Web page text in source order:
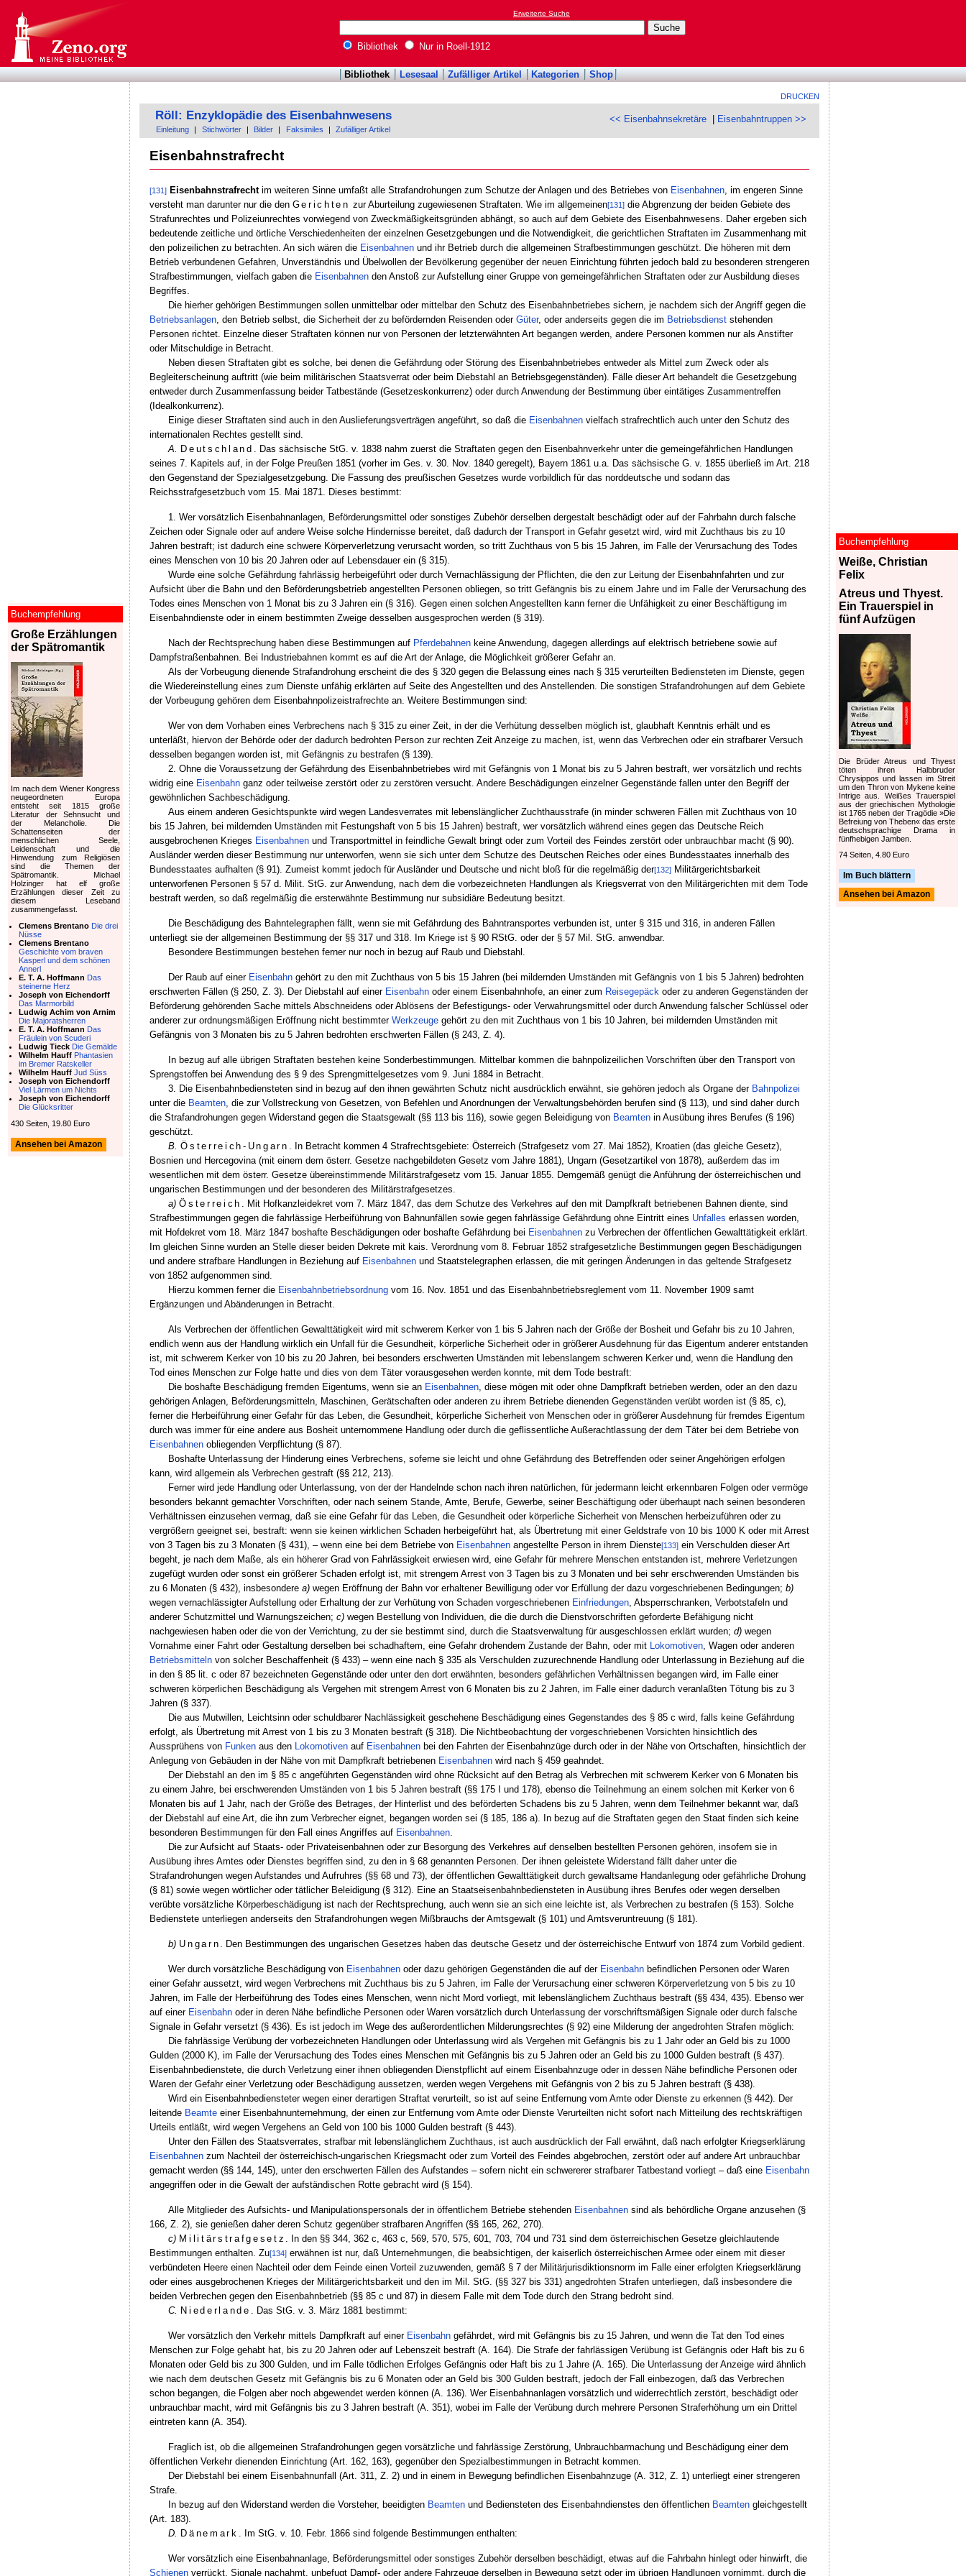
Erweiterte Suche
Bibliothek Nur in Roell-1912
Bibliothek Lesesaal Zufälliger Artikel Kategorien Shop
DRUCKEN
<< Eisenbahnsekretäre Eisenbahntruppen >>
Röll: Enzyklopädie des Eisenbahnwesens
Einleitung Stichwörter Bilder Faksimiles Zufälliger Artikel
Eisenbahnstrafrecht
[131] Eisenbahnstrafrechtim weiteren Sinne umfaßt alle Strafandrohungen zum Schutze der Anlagen und des Betriebes von Eisenbahnen, im engeren Sinne
versteht man darunter nur die den Gerichten zur Aburteilung zugewiesenen Straftaten. Wie im allgemeinen[131]die Abgrenzung der beiden Gebiete des
Strafunrechtes und Polizeiunrechtes vorwiegend von Zweckmäßigkeitsgründen abhängt, so auch auf dem Gebiete des Eisenbahnwesens. Daher ergeben sich
bedeutende zeitliche und örtliche Verschiedenheiten der einzelnen Gesetzgebungen und die Notwendigkeit, die gerichtlichen Straftaten im Zusammenhang mit
den polizeilichen zu betrachten. An sich wären die Eisenbahnenund ihr Betrieb durch die allgemeinen Strafbestimmungen geschützt. Die höheren mit dem
Betrieb verbundenen Gefahren, Unverständnis und Übelwollen der Bevölkerung gegenüber der neuen Einrichtung führten jedoch bald zu besonderen strengeren
Strafbestimmungen, vielfach gaben die Eisenbahnenden Anstoß zur Aufstellung einer Gruppe von gemeingefährlichen Straftaten oder zur Ausbildung dieses
Begriffes.
Die hierher gehörigen Bestimmungen sollen unmittelbar oder mittelbar den Schutz des Eisenbahnbetriebes sichern, je nachdem sich der Angriff gegen die
Betriebsanlagen, den Betrieb selbst, die Sicherheit der zu befördernden Reisenden oder Güter, oder anderseits gegen die im Betriebsdienststehenden
Personen richtet. Einzelne dieser Straftaten können nur von Personen der letzterwähnten Art begangen werden, andere Personen kommen nur als Anstifter
oder Mitschuldige in Betracht.
Neben diesen Straftaten gibt es solche, bei denen die Gefährdung oder Störung des Eisenbahnbetriebes entweder als Mittel zum Zweck oder als
Begleiterscheinung auftritt (wie beim militärischen Staatsverrat oder beim Diebstahl an Betriebsgegenständen). Fälle dieser Art behandelt die Gesetzgebung
entweder durch Zusammenfassung beider Tatbestände (Gesetzeskonkurrenz) oder durch Anwendung der Bestimmung über eintätiges Zusammentreffen
(Idealkonkurrenz).
Einige dieser Straftaten sind auch in den Auslieferungsverträgen angeführt, so daß die Eisenbahnen vielfach strafrechtlich auch unter den Schutz des
internationalen Rechtes gestellt sind.
A.
Deutschland
. Das sächsische StG. v. 1838 nahm zuerst die Straftaten gegen den Eisenbahnverkehr unter die gemeingefährlichen Handlungen
seines 7. Kapitels auf, in der Folge Preußen 1851 (vorher im Ges. v. 30. Nov. 1840 geregelt), Bayern 1861 u.a. Das sächsische G. v. 1855 überließ im Art. 218
den Gegenstand der Spezialgesetzgebung. Die Fassung des preußischen Gesetzes wurde vorbildlich für das norddeutsche und sodann das
Reichsstrafgesetzbuch vom 15. Mai 1871. Dieses bestimmt:
1. Wer vorsätzlich Eisenbahnanlagen, Beförderungsmittel oder sonstiges Zubehör derselben dergestalt beschädigt oder auf der Fahrbahn durch falsche
Zeichen oder Signale oder auf andere Weise solche Hindernisse bereitet, daß dadurch der Transport in Gefahr gesetzt wird, wird mit Zuchthaus bis zu 10
Jahren bestraft; ist dadurch eine schwere Körperverletzung verursacht worden, so tritt Zuchthaus von 5 bis 15 Jahren, im Falle der Verursachung des Todes
eines Menschen von 10 bis 20 Jahren oder auf Lebensdauer ein (§ 315).
Wurde eine solche Gefährdung fahrlässig herbeigeführt oder durch Vernachlässigung der Pflichten, die den zur Leitung der Eisenbahnfahrten und zur
Aufsicht über die Bahn und den Beförderungsbetrieb angestellten Personen obliegen, so tritt Gefängnis bis zu einem Jahre und im Falle der Verursachung des
Todes eines Menschen von 1 Monat bis zu 3 Jahren ein (§ 316). Gegen einen solchen Angestellten kann ferner die Unfähigkeit zu einer Beschäftigung im
Eisenbahndienste oder in einem bestimmten Zweige desselben ausgesprochen werden (§ 319).
Nach der Rechtsprechung haben diese Bestimmungen auf Pferdebahnen keine Anwendung, dagegen allerdings auf elektrisch betriebene sowie auf
Dampfstraßenbahnen. Bei Industriebahnen kommt es auf die Art der Anlage, die Möglichkeit größerer Gefahr an.
Als der Vorbeugung dienende Strafandrohung erscheint die des § 320 gegen die Belassung eines nach § 315 verurteilten Bediensteten im Dienste, gegen
die Wiedereinstellung eines zum Dienste unfähig erklärten auf Seite des Angestellten und des Anstellenden. Die sonstigen Strafandrohungen auf dem Gebiete
der Vorbeugung gehören dem Eisenbahnpolizeistrafrechte an. Weitere Bestimmungen sind:
Wer von dem Vorhaben eines Verbrechens nach § 315 zu einer Zeit, in der die Verhütung desselben möglich ist, glaubhaft Kenntnis erhält und es
unterläßt, hiervon der Behörde oder der dadurch bedrohten Person zur rechten Zeit Anzeige zu machen, ist, wenn das Verbrechen oder ein strafbarer Versuch
desselben begangen worden ist, mit Gefängnis zu bestrafen (§ 139).
2. Ohne die Voraussetzung der Gefährdung des Eisenbahnbetriebes wird mit Gefängnis von 1 Monat bis zu 5 Jahren bestraft, wer vorsätzlich und rechts
widrig eine Eisenbahnganz oder teilweise zerstört oder zu zerstören versucht. Andere Beschädigungen einzelner Gegenstände fallen unter den Begriff der
gewöhnlichen Sachbeschädigung.
Aus einem anderen Gesichtspunkte wird wegen Landesverrates mit lebenslänglicher Zuchthausstrafe (in minder schweren Fällen mit Zuchthaus von 10
bis 15 Jahren, bei mildernden Umständen mit Festungshaft von 5 bis 15 Jahren) bestraft, wer vorsätzlich während eines gegen das Deutsche Reich
ausgebrochenen Krieges Eisenbahnenund Transportmittel in feindliche Gewalt bringt oder zum Vorteil des Feindes zerstört oder unbrauchbar macht (§ 90).
Ausländer werden dieser Bestimmung nur unterworfen, wenn sie sich unter dem Schutze des Deutschen Reiches oder eines Bundesstaates innerhalb des
Bundesstaates aufhalten (§ 91). Zumeist kommt jedoch für Ausländer und Deutsche und nicht bloß für die regelmäßig der[132]Militärgerichtsbarkeit
unterworfenen Personen § 57 d. Milit. StG. zur Anwendung, nach dem die vorbezeichneten Handlungen als Kriegsverrat von den Militärgerichten mit dem Tode
bestraft werden, so daß regelmäßig die ersterwähnte Bestimmung nur subsidiäre Bedeutung besitzt.
Die Beschädigung des Bahntelegraphen fällt, wenn sie mit Gefährdung des Bahntransportes verbunden ist, unter § 315 und 316, in anderen Fällen
unterliegt sie der allgemeinen Bestimmung der §§ 317 und 318. Im Kriege ist § 90 RStG. oder der § 57 Mil. StG. anwendbar.
Besondere Bestimmungen bestehen ferner nur noch in bezug auf Raub und Diebstahl.
Der Raub auf einer Eisenbahn gehört zu den mit Zuchthaus von 5 bis 15 Jahren (bei mildernden Umständen mit Gefängnis von 1 bis 5 Jahren) bedrohten
erschwerten Fällen (§ 250, Z. 3). Der Diebstahl auf einer Eisenbahnoder einem Eisenbahnhofe, an einer zum Reisegepäck oder zu anderen Gegenständen der
Beförderung gehörenden Sache mittels Abschneidens oder Ablösens der Befestigungs- oder Verwahrungsmittel oder durch Anwendung falscher Schlüssel oder
anderer zur ordnungsmäßigen Eröffnung nicht bestimmter Werkzeugegehört zu den mit Zuchthaus von 1 bis 10 Jahren, bei mildernden Umständen mit
Gefängnis von 3 Monaten bis zu 5 Jahren bedrohten erschwerten Fällen (§ 243, Z. 4).
In bezug auf alle übrigen Straftaten bestehen keine Sonderbestimmungen. Mittelbar kommen die bahnpolizeilichen Vorschriften über den Transport von
Sprengstoffen bei Anwendung des § 9 des Sprengmittelgesetzes vom 9. Juni 1884 in Betracht.
3. Die Eisenbahnbediensteten sind in bezug auf den ihnen gewährten Schutz nicht ausdrücklich erwähnt, sie gehören jedoch als Organe der Bahnpolizei
unter die Beamten, die zur Vollstreckung von Gesetzen, von Befehlen und Anordnungen der Verwaltungsbehörden berufen sind (§ 113), und sind daher durch
die Strafandrohungen gegen Widerstand gegen die Staatsgewalt (§§ 113 bis 116), sowie gegen Beleidigung von Beamtenin Ausübung ihres Berufes (§ 196)
geschützt.
B. Österreich-Ungarn
. In Betracht kommen 4 Strafrechtsgebiete: Österreich (Strafgesetz vom 27. Mai 1852), Kroatien (das gleiche Gesetz),
Bosnien und Hercegovina (mit einem dem österr. Gesetze nachgebildeten Gesetz vom Jahre 1881), Ungarn (Gesetzartikel von 1878), außerdem das im
wesentlichen mit dem österr. Gesetze übereinstimmende Militärstrafgesetz vom 15. Januar 1855. Demgemäß genügt die Anführung der österreichischen und
ungarischen Bestimmungen und der besonderen des Militärstrafgesetzes.
a) Österreich
. Mit Hofkanzleidekret vom 7. März 1847, das dem Schutze des Verkehres auf den mit Dampfkraft betriebenen Bahnen diente, sind
Strafbestimmungen gegen die fahrlässige Herbeiführung von Bahnunfällen sowie gegen fahrlässige Gefährdung ohne Eintritt eines Unfalles erlassen worden,
mit Hofdekret vom 18. März 1847 boshafte Beschädigungen oder boshafte Gefährdung bei Eisenbahnenzu Verbrechen der öffentlichen Gewalttätigkeit erklärt.
Im gleichen Sinne wurden an Stelle dieser beiden Dekrete mit kais. Verordnung vom 8. Februar 1852 strafgesetzliche Bestimmungen gegen Beschädigungen
und andere strafbare Handlungen in Beziehung auf Eisenbahnenund Staatstelegraphen erlassen, die mit geringen Änderungen in das geltende Strafgesetz
von 1852 aufgenommen sind.
Hierzu kommen ferner die Eisenbahnbetriebsordnung vom 16. Nov. 1851 und das Eisenbahnbetriebsreglement vom 11. November 1909 samt
Ergänzungen und Abänderungen in Betracht.
Als Verbrechen der öffentlichen Gewalttätigkeit wird mit schwerem Kerker von 1 bis 5 Jahren nach der Größe der Bosheit und Gefahr bis zu 10 Jahren,
endlich wenn aus der Handlung wirklich ein Unfall für die Gesundheit, körperliche Sicherheit oder in größerer Ausdehnung für das Eigentum anderer entstanden
ist, mit schwerem Kerker von 10 bis zu 20 Jahren, bei besonders erschwerten Umständen mit lebenslangem schweren Kerker und, wenn die Handlung den
Tod eines Menschen zur Folge hatte und dies von dem Täter vorausgesehen werden konnte, mit dem Tode bestraft:
Die boshafte Beschädigung fremden Eigentums, wenn sie an Eisenbahnen , diese mögen mit oder ohne Dampfkraft betrieben werden, oder an den dazu
gehörigen Anlagen, Beförderungsmitteln, Maschinen, Gerätschaften oder anderen zu ihrem Betriebe dienenden Gegenständen verübt worden ist (§ 85, c),
ferner die Herbeiführung einer Gefahr für das Leben, die Gesundheit, körperliche Sicherheit von Menschen oder in größerer Ausdehnung für fremdes Eigentum
durch was immer für eine andere aus Bosheit unternommene Handlung oder durch die geflissentliche Außerachtlassung der dem Täter bei dem Betriebe von
Eisenbahnenobliegenden Verpflichtung (§ 87).
Boshafte Unterlassung der Hinderung eines Verbrechens, soferne sie leicht und ohne Gefährdung des Betreffenden oder seiner Angehörigen erfolgen
kann, wird allgemein als Verbrechen gestraft (§§ 212, 213).
Ferner wird jede Handlung oder Unterlassung, von der der Handelnde schon nach ihren natürlichen, für jedermann leicht erkennbaren Folgen oder vermöge
besonders bekannt gemachter Vorschriften, oder nach seinem Stande, Amte, Berufe, Gewerbe, seiner Beschäftigung oder überhaupt nach seinen besonderen
Verhältnissen einzusehen vermag, daß sie eine Gefahr für das Leben, die Gesundheit oder körperliche Sicherheit von Menschen herbeizuführen oder zu
vergrößern geeignet sei, bestraft: wenn sie keinen wirklichen Schaden herbeigeführt hat, als Übertretung mit einer Geldstrafe von 10 bis 1000 K oder mit Arrest
von 3 Tagen bis zu 3 Monaten (§ 431), – wenn eine bei dem Betriebe von Eisenbahnenangestellte Person in ihrem Dienste[133]ein Verschulden dieser Art
begeht, je nach dem Maße, als ein höherer Grad von Fahrlässigkeit erwiesen wird, eine Gefahr für mehrere Menschen entstanden ist, mehrere Verletzungen
zugefügt wurden oder sonst ein größerer Schaden erfolgt ist, mit strengem Arrest von 3 Tagen bis zu 3 Monaten und bei sehr erschwerenden Umständen bis
zu 6 Monaten (§ 432), insbesondere a)wegen Eröffnung der Bahn vor erhaltener Bewilligung oder vor Erfüllung der dazu vorgeschriebenen Bedingungen; b)
wegen vernachlässigter Aufstellung oder Erhaltung der zur Verhütung von Schaden vorgeschriebenen Einfriedungen, Absperrschranken, Verbotstafeln und
anderer Schutzmittel und Warnungszeichen; c)wegen Bestellung von Individuen, die die durch die Dienstvorschriften geforderte Befähigung nicht
nachgewiesen haben oder die von der Verrichtung, zu der sie bestimmt sind, durch die Staatsverwaltung für ausgeschlossen erklärt wurden; d)wegen
Vornahme einer Fahrt oder Gestaltung derselben bei schadhaftem, eine Gefahr drohendem Zustande der Bahn, oder mit
Lokomotiven, Wagen oder anderen
Betriebsmittelnvon solcher Beschaffenheit (§ 433) – wenn eine nach § 335 als Verschulden zuzurechnende Handlung oder Unterlassung in Beziehung auf die
in den § 85 lit. c oder 87 bezeichneten Gegenstände oder unter den dort erwähnten, besonders gefährlichen Verhältnissen begangen wird, im Falle einer
schweren körperlichen Beschädigung als Vergehen mit strengem Arrest von 6 Monaten bis zu 2 Jahren, im Falle einer dadurch veranlaßten Tötung bis zu 3
Jahren (§ 337).
Die aus Mutwillen, Leichtsinn oder schuldbarer Nachlässigkeit geschehene Beschädigung eines Gegenstandes des § 85 c wird, falls keine Gefährdung
erfolgt, als Übertretung mit Arrest von 1 bis zu 3 Monaten bestraft (§ 318). Die Nichtbeobachtung der vorgeschriebenen Vorsichten hinsichtlich des
Aussprühens von Funkenaus den Lokomotivenauf Eisenbahnenbei den Fahrten der Eisenbahnzüge durch oder in der Nähe von Ortschaften, hinsichtlich der
Anlegung von Gebäuden in der Nähe von mit Dampfkraft betriebenen Eisenbahnenwird nach § 459 geahndet.
Der Diebstahl an den im § 85 c angeführten Gegenständen wird ohne Rücksicht auf den Betrag als Verbrechen mit schwerem Kerker von 6 Monaten bis
zu einem Jahre, bei erschwerenden Umständen von 1 bis 5 Jahren bestraft (§§ 175 I und 178), ebenso die Teilnehmung an einem solchen mit Kerker von 6
Monaten bis auf 1 Jahr, nach der Größe des Betrages, der Hinterlist und des beförderten Schadens bis zu 5 Jahren, wenn dem Teilnehmer bekannt war, daß
der Diebstahl auf eine Art, die ihn zum Verbrecher eignet, begangen worden sei (§ 185, 186 a). In bezug auf die Straftaten gegen den Staat finden sich keine
besonderen Bestimmungen für den Fall eines Angriffes auf Eisenbahnen.
Die zur Aufsicht auf Staats- oder Privateisenbahnen oder zur Besorgung des Verkehres auf denselben bestellten Personen gehören, insofern sie in
Ausübung ihres Amtes oder Dienstes begriffen sind, zu den in § 68 genannten Personen. Der ihnen geleistete Widerstand fällt daher unter die
Strafandrohungen wegen Aufstandes und Aufruhres (§§ 68 und 73), der öffentlichen Gewalttätigkeit durch gewaltsame Handanlegung oder gefährliche Drohung
(§ 81) sowie wegen wörtlicher oder tätlicher Beleidigung (§ 312). Eine an Staatseisenbahnbediensteten in Ausübung ihres Berufes oder wegen derselben
verübte vorsätzliche Körperbeschädigung ist nach der Rechtsprechung, auch wenn sie an sich eine leichte ist, als Verbrechen zu bestrafen (§ 153). Solche
Bedienstete unterliegen anderseits den Strafandrohungen wegen Mißbrauchs der Amtsgewalt (§ 101) und Amtsveruntreuung (§ 181).
b) Ungarn . Den Bestimmungen des ungarischen Gesetzes haben das deutsche Gesetz und der österreichische Entwurf von 1874 zum Vorbild gedient.
Wer durch vorsätzliche Beschädigung von Eisenbahnen oder dazu gehörigen Gegenständen die auf der Eisenbahn befindlichen Personen oder Waren
einer Gefahr aussetzt, wird wegen Verbrechens mit Zuchthaus bis zu 5 Jahren, im Falle der Verursachung einer schweren Körperverletzung von 5 bis zu 10
Jahren, im Falle der Herbeiführung des Todes eines Menschen, wenn nicht Mord vorliegt, mit lebenslänglichem Zuchthaus bestraft (§§ 434, 435). Ebenso wer
auf einer Eisenbahnoder in deren Nähe befindliche Personen oder Waren vorsätzlich durch Unterlassung der vorschriftsmäßigen Signale oder durch falsche
Signale in Gefahr versetzt (§ 436). Es ist jedoch im Wege des außerordentlichen Milderungsrechtes (§ 92) eine Milderung der angedrohten Strafen möglich:
Die fahrlässige Verübung der vorbezeichneten Handlungen oder Unterlassung wird als Vergehen mit Gefängnis bis zu 1 Jahr oder an Geld bis zu 1000
Gulden (2000 K), im Falle der Verursachung des Todes eines Menschen mit Gefängnis bis zu 5 Jahren oder an Geld bis zu 1000 Gulden bestraft (§ 437).
Eisenbahnbedienstete, die durch Verletzung einer ihnen obliegenden Dienstpflicht auf einem Eisenbahnzuge oder in dessen Nähe befindliche Personen oder
Waren der Gefahr einer Verletzung oder Beschädigung aussetzen, werden wegen Vergehens mit Gefängnis von 2 bis zu 5 Jahren bestraft (§ 438).
Wird ein Eisenbahnbediensteter wegen einer derartigen Straftat verurteilt, so ist auf seine Entfernung vom Amte oder Dienste zu erkennen (§ 442). Der
leitende Beamteeiner Eisenbahnunternehmung, der einen zur Entfernung vom Amte oder Dienste Verurteilten nicht sofort nach Mitteilung des rechtskräftigen
Urteils entläßt, wird wegen Vergehens an Geld von 100 bis 1000 Gulden bestraft (§ 443).
Unter den Fällen des Staatsverrates, strafbar mit lebenslänglichem Zuchthaus, ist auch ausdrücklich der Fall erwähnt, daß nach erfolgter Kriegserklärung
Eisenbahnenzum Nachteil der österreichisch-ungarischen Kriegsmacht oder zum Vorteil des Feindes abgebrochen, zerstört oder auf andere Art unbrauchbar
gemacht werden (§§ 144, 145), unter den erschwerten Fällen des Aufstandes – sofern nicht ein schwererer strafbarer Tatbestand vorliegt – daß eine Eisenbahn
angegriffen oder in die Gewalt der aufständischen Rotte gebracht wird (§ 154).
Alle Mitglieder des Aufsichts- und Manipulationspersonals der in öffentlichem Betriebe stehenden Eisenbahnen sind als behördliche Organe anzusehen (§
166, Z. 2), sie genießen daher deren Schutz gegenüber strafbaren Angriffen (§§ 165, 262, 270).
c) Militärstrafgesetz
. In den §§ 344, 362 c, 463 c, 569, 570, 575, 601, 703, 704 und 731 sind dem österreichischen Gesetze gleichlautende
Bestimmungen enthalten. Zu[134]erwähnen ist nur, daß Unternehmungen, die beabsichtigen, der kaiserlich österreichischen Armee oder einem mit dieser
verbündeten Heere einen Nachteil oder dem Feinde einen Vorteil zuzuwenden, gemäß § 7 der Militärjurisdiktionsnorm im Falle einer erfolgten Kriegserklärung
oder eines ausgebrochenen Krieges der Militärgerichtsbarkeit und den im Mil. StG. (§§ 327 bis 331) angedrohten Strafen unterliegen, daß insbesondere die
beiden Verbrechen gegen den Eisenbahnbetrieb (§§ 85 c und 87) in diesem Falle mit dem Tode durch den Strang bedroht sind.
C. Niederlande . Das StG. v. 3. März 1881 bestimmt:
Wer vorsätzlich den Verkehr mittels Dampfkraft auf einer Eisenbahn gefährdet, wird mit Gefängnis bis zu 15 Jahren, und wenn die Tat den Tod eines
Menschen zur Folge gehabt hat, bis zu 20 Jahren oder auf Lebenszeit bestraft (A. 164). Die Strafe der fahrlässigen Verübung ist Gefängnis oder Haft bis zu 6
Monaten oder Geld bis zu 300 Gulden, und im Falle tödlichen Erfolges Gefängnis oder Haft bis zu 1 Jahre (A. 165). Die Unterlassung der Anzeige wird ähnlich
wie nach dem deutschen Gesetz mit Gefängnis bis zu 6 Monaten oder an Geld bis 300 Gulden bestraft, jedoch der Fall einbezogen, daß das Verbrechen
schon begangen, die Folgen aber noch abgewendet werden können (A. 136). Wer Eisenbahnanlagen vorsätzlich und widerrechtlich zerstört, beschädigt oder
unbrauchbar macht, wird mit Gefängnis bis zu 3 Jahren bestraft (A. 351), wobei im Falle der Verübung durch mehrere Personen Straferhöhung um ein Drittel
eintreten kann (A. 354).
Fraglich ist, ob die allgemeinen Strafandrohungen gegen vorsätzliche und fahrlässige Zerstörung, Unbrauchbarmachung und Beschädigung einer dem
öffentlichen Verkehr dienenden Einrichtung (Art. 162, 163), gegenüber den Spezialbestimmungen in Betracht kommen.
Der Diebstahl bei einem Eisenbahnunfall (Art. 311, Z. 2) und in einem in Bewegung befindlichen Eisenbahnzuge (A. 312, Z. 1) unterliegt einer strengeren
Strafe.
In bezug auf den Widerstand werden die Vorsteher, beeidigten Beamten und Bediensteten des Eisenbahndienstes den öffentlichen Beamten gleichgestellt
(Art. 183).
D.
Dänemark . Im StG. v. 10. Febr. 1866 sind folgende Bestimmungen enthalten:
Wer vorsätzlich eine Eisenbahnanlage, Beförderungsmittel oder sonstiges Zubehör derselben beschädigt, etwas auf die Fahrbahn hinlegt oder hinwirft, die
Schienenverrückt, Signale nachahmt, unbefugt Dampf- oder andere Fahrzeuge derselben in Bewegung setzt oder im übrigen Handlungen vornimmt, durch die
Buchempfehlung
Weiße, Christian
Felix
Atreus und Thyest.
Ein Trauerspiel in
fünf Aufzügen
Die Brüder Atreus und Thyest
töten ihren Halbbruder
Chrysippos und lassen im Streit
um den Thron von Mykene keine
Intrige aus. Weißes Trauerspiel
aus der griechischen Mythologie
ist 1765 neben der Tragödie »Die
Befreiung von Theben« das erste
deutschsprachige Drama in
fünfhebigen Jamben.
74 Seiten, 4.80 Euro
Im Buch blättern
Ansehen bei Amazon
Buchempfehlung
Große Erzählungen
der Spätromantik
Im nach dem Wiener Kongress
neugeordneten Europa
entsteht seit 1815 große
Literatur der Sehnsucht und
der Melancholie. Die
Schattenseiten der
menschlichen Seele,
Leidenschaft und die
Hinwendung zum Religiösen
sind die Themen der
Spätromantik. Michael
Holzinger hat elf große
Erzählungen dieser Zeit zu
diesem Leseband
zusammengefasst.
Clemens Brentano Die drei
Nüsse
Clemens Brentano
Geschichte vom braven
Kasperl und dem schönen
Annerl
E. T. A. Hoffmann Das
steinerne Herz
Joseph von Eichendorff
Das Marmorbild
Ludwig Achim von Arnim
Die Majoratsherren
E. T. A. Hoffmann Das
Fräulein von Scuderi
Ludwig Tieck Die Gemälde
Wilhelm Hauff Phantasien
im Bremer Ratskeller
Wilhelm Hauff Jud Süss
Joseph von Eichendorff
Viel Lärmen um Nichts
Joseph von Eichendorff
Die Glücksritter
430 Seiten, 19.80 Euro
Ansehen bei Amazon